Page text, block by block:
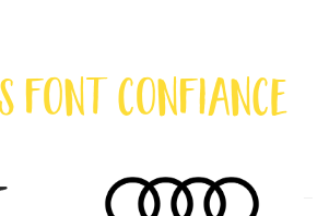
font confiance